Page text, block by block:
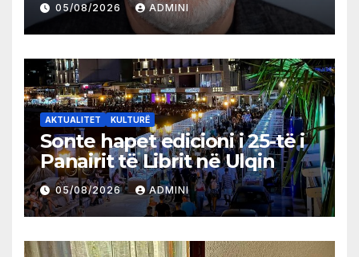
05/08/2026 ADMINI
AKTUALITET KULTURË
Sonte hapet edicioni i 25-të i
Panairit të Librit në Ulqin
05/08/2026 ADMINI